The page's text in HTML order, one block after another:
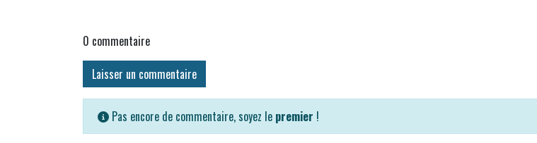
0 commentaire
Laisser un commentaire
Pas encore de commentaire, soyez le premier !